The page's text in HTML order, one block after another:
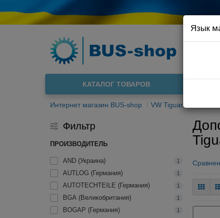
КАТАЛОГ ТОВАРОВ
Интернет магазин BUS-shop VW Tiguan 2007-2016
Фильтр
ПРОИЗВОДИТЕЛЬ
AND (Украина) 1
AUTLOG (Германия) 1
AUTOTECHTEILE (Германия) 1
BGA (Великобритания) 1
BOGAP (Германия) 1
Язык